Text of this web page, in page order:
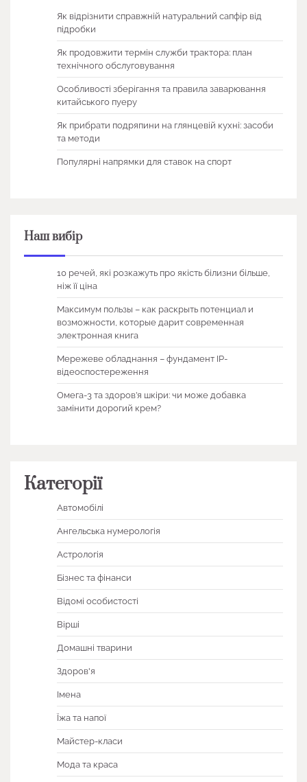
Як відрізнити справжній натуральний сапфір від
підробки
Як продовжити термін служби трактора: план
технічного обслуговування
Особливості зберігання та правила заварювання
китайського пуеру
Як прибрати подряпини на глянцевій кухні: засоби
та методи
Популярні напрямки для ставок на спорт
Наш вибір
10 речей, які розкажуть про якість білизни більше,
ніж її ціна
Максимум пользы – как раскрыть потенциал и
возможности, которые дарит современная
электронная книга
Мережеве обладнання – фундамент IP-
відеоспостереження
Омега-3 та здоров’я шкіри: чи може добавка
замінити дорогий крем?
Категорії
Автомобілі
Ангельська нумерологія
Астрологія
Бізнес та фінанси
Відомі особистості
Вірші
Домашні тварини
Здоров'я
Імена
Їжа та напої
Майстер-класи
Мода та краса